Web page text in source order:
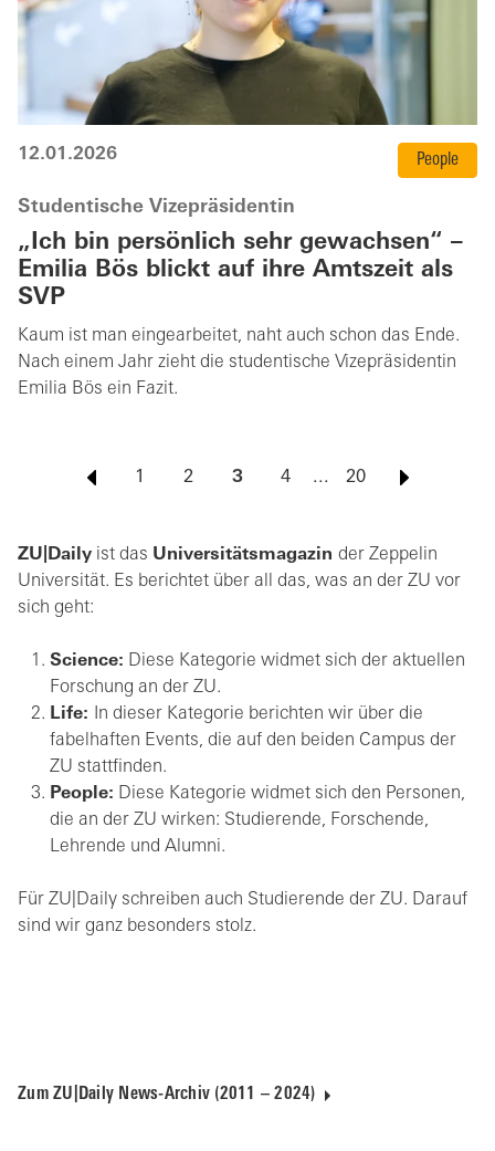
12.01.2026 People
Studentische Vizepräsidentin
„Ich bin persönlich sehr gewachsen“ –
Emilia Bös blickt auf ihre Amtszeit als
SVP
Kaum ist man eingearbeitet, naht auch schon das Ende.
Nach einem Jahr zieht die studentische Vizepräsidentin
Emilia Bös ein Fazit.
1 2 3 4 ... 20
ZU|Daily ist das Universitätsmagazin der Zeppelin
Universität. Es berichtet über all das, was an der ZU vor
sich geht:
Science: Diese Kategorie widmet sich der aktuellen
Forschung an der ZU.
Life: In dieser Kategorie berichten wir über die
fabelhaften Events, die auf den beiden Campus der
ZU stattfinden.
People: Diese Kategorie widmet sich den Personen,
die an der ZU wirken: Studierende, Forschende,
Lehrende und Alumni.
Für ZU|Daily schreiben auch Studierende der ZU. Darauf
sind wir ganz besonders stolz.
Zum ZU|Daily News-Archiv (2011 – 2024)